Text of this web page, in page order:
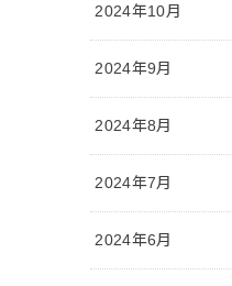
2024年10月
2024年9月
2024年8月
2024年7月
2024年6月